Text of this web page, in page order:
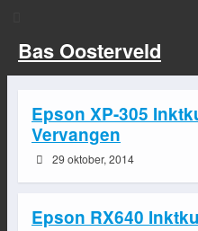
Bas Oosterveld
Epson XP-305
Vervangen
29 oktober, 2014
Epson RX640